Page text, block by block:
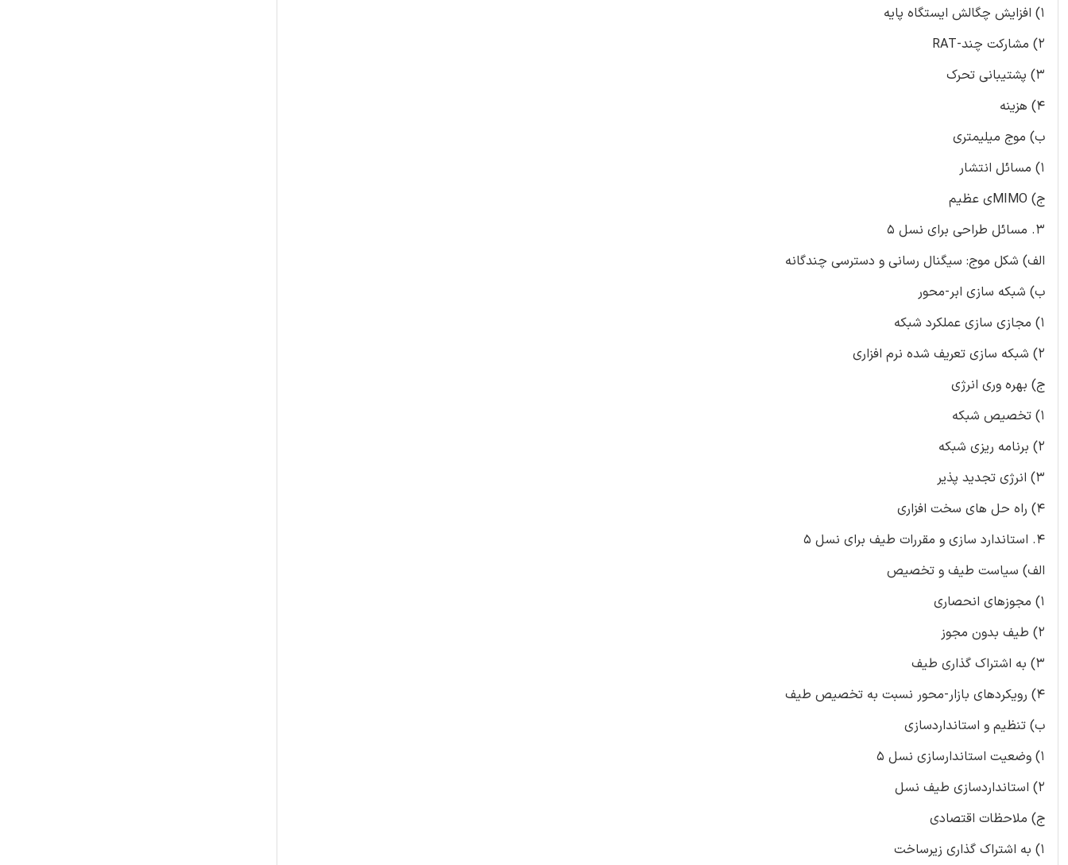
1) افزایش چگالش ایستگاه پایه
2) مشارکت چند-RAT
3) پشتیبانی تحرک
4) هزینه
ب) موج میلیمتری
1) مسائل انتشار
ج) MIMOی عظیم
3. مسائل طراحی برای نسل 5
الف) شکل موج: سیگنال رسانی و دسترسی چندگانه
ب) شبکه سازی ابر-محور
1) مجازی سازی عملکرد شبکه
2) شبکه سازی تعریف شده نرم افزاری
ج) بهره وری انرژی
1) تخصیص شبکه
2) برنامه ریزی شبکه
3) انرژی تجدید پذیر
4) راه حل های سخت افزاری
4. استاندارد سازی و مقررات طیف برای نسل 5
الف) سیاست طیف و تخصیص
1) مجوزهای انحصاری
2) طیف بدون مجوز
3) به اشتراک گذاری طیف
4) رویکردهای بازار-محور نسبت به تخصیص طیف
ب) تنظیم و استانداردسازی
1) وضعیت استاندارسازی نسل 5
2) استانداردسازی طیف نسل
ج) ملاحظات اقتصادی
1) به اشتراک گذاری زیرساخت